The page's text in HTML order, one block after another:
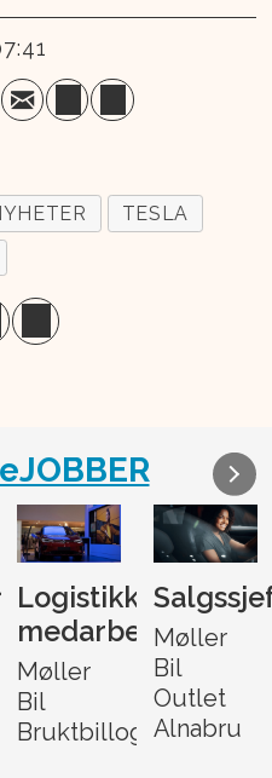
TESLA
Logistikk-
medarbeider
Møller
Bil
Bruktbillogistikk
Møller
Bil
Outlet
Alnabru